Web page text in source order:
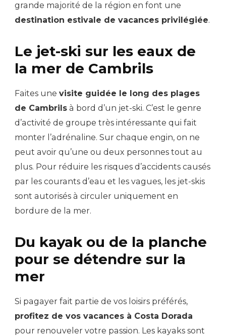
grande majorité de la région en font une
destination estivale de vacances privilégiée.
Le jet-ski sur les eaux de
la mer de Cambrils
Faites une visite guidée le long des plages
de Cambrils à bord d’un jet-ski. C’est le genre
d’activité de groupe très intéressante qui fait
monter l’adrénaline. Sur chaque engin, on ne
peut avoir qu’une ou deux personnes tout au
plus. Pour réduire les risques d’accidents causés
par les courants d’eau et les vagues, les jet-skis
sont autorisés à circuler uniquement en
bordure de la mer.
Du kayak ou de la planche
pour se détendre sur la
mer
Si pagayer fait partie de vos loisirs préférés,
profitez de vos vacances à Costa Dorada
pour renouveler votre passion. Les kayaks sont